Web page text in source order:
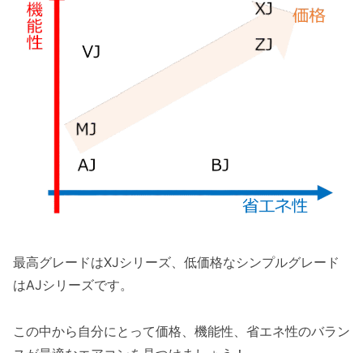
最高グレードはXJシリーズ、低価格なシンプルグレード
はAJシリーズです。
この中から自分にとって価格、機能性、省エネ性のバラン